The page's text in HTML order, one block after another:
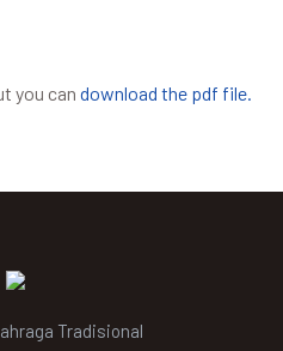
you can download the pdf file.
Tradisional